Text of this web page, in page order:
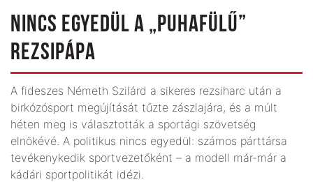
NINCS EGYEDÜL A „PUHAFÜLŰ”
REZSIPÁPA
A fideszes Németh Szilárd a sikeres rezsiharc után a
birkózósport megújítását tűzte zászlajára, és a múlt
héten meg is választották a sportági szövetség
elnökévé. A politikus nincs egyedül: számos párttársa
tevékenykedik sportvezetőként – a modell már-már a
kádári sportpolitikát idézi.